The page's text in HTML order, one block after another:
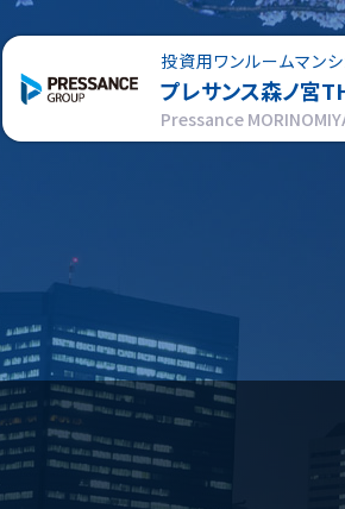
投資用ワンルームマンシ
プレサンス森ノ宮
Pressance